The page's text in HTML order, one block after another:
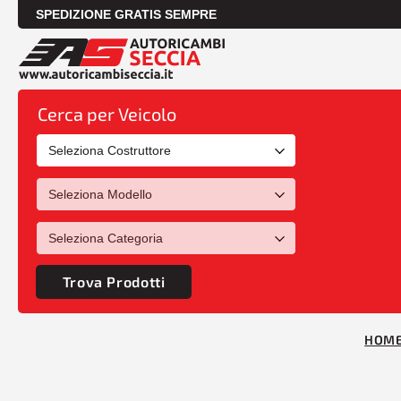
SPEDIZIONE GRATIS SEMPRE
Cerca per Veicolo
Trova Prodotti